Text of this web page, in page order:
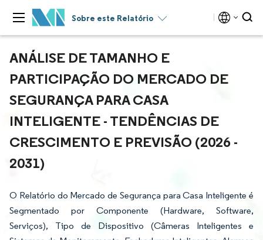
Sobre este Relatório
ANÁLISE DE TAMANHO E
PARTICIPAÇÃO DO MERCADO DE
SEGURANÇA PARA CASA
INTELIGENTE - TENDÊNCIAS DE
CRESCIMENTO E PREVISÃO (2026 -
2031)
O Relatório do Mercado de Segurança para Casa Inteligente é
Segmentado por Componente (Hardware, Software,
Serviços), Tipo de Dispositivo (Câmeras Inteligentes e